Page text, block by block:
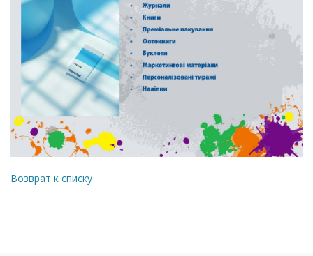
Возврат к списку